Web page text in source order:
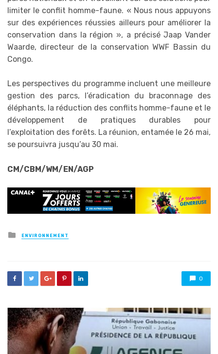
limiter le conflit homme-faune. « Nous nous appuyons
sur des expériences réussies ailleurs pour améliorer la
conservation dans la région », a précisé Jaap Vander
Waarde, directeur de la conservation WWF Bassin du
Congo.
Les perspectives du programme incluent une meilleure
gestion des parcs, l’éradication du braconnage des
éléphants, la réduction des conflits homme-faune et le
développement de pratiques durables pour
l’exploitation des forêts. La réunion, entamée le 26 mai,
se poursuivra jusqu’au 30 mai.
CM/CBM/WM/EN/AGP
Posted
in
ENVIRONNEMENT
0